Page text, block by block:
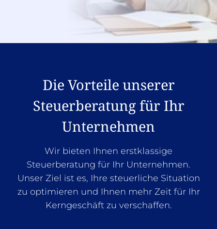
Die Vorteile unserer
Steuerberatung für Ihr
Unternehmen
Wir bieten Ihnen erstklassige
Steuerberatung für Ihr Unternehmen.
Unser Ziel ist es, Ihre steuerliche Situation
zu optimieren und Ihnen mehr Zeit für Ihr
Kerngeschäft zu verschaffen.